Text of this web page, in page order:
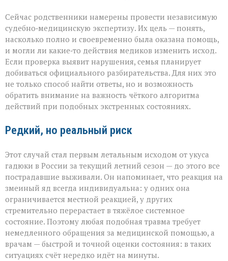
Сейчас родственники намерены провести независимую
судебно‑медицинскую экспертизу. Их цель — понять,
насколько полно и своевременно была оказана помощь,
и могли ли какие‑то действия медиков изменить исход.
Если проверка выявит нарушения, семья планирует
добиваться официального разбирательства. Для них это
не только способ найти ответы, но и возможность
обратить внимание на важность чёткого алгоритма
действий при подобных экстренных состояниях.
Редкий, но реальный риск
Этот случай стал первым летальным исходом от укуса
гадюки в России за текущий летний сезон — до этого все
пострадавшие выживали. Он напоминает, что реакция на
змеиный яд всегда индивидуальна: у одних она
ограничивается местной реакцией, у других
стремительно перерастает в тяжёлое системное
состояние. Поэтому любая подобная травма требует
немедленного обращения за медицинской помощью, а
врачам — быстрой и точной оценки состояния: в таких
ситуациях счёт нередко идёт на минуты.